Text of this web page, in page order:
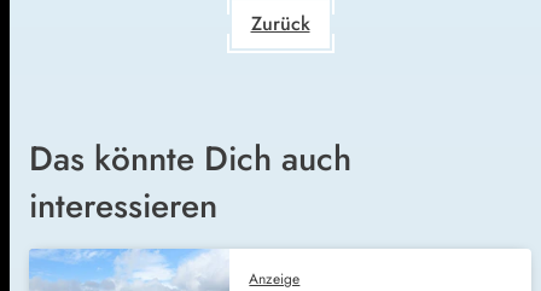
Zurück
Das könnte Dich auch
interessieren
Anzeige